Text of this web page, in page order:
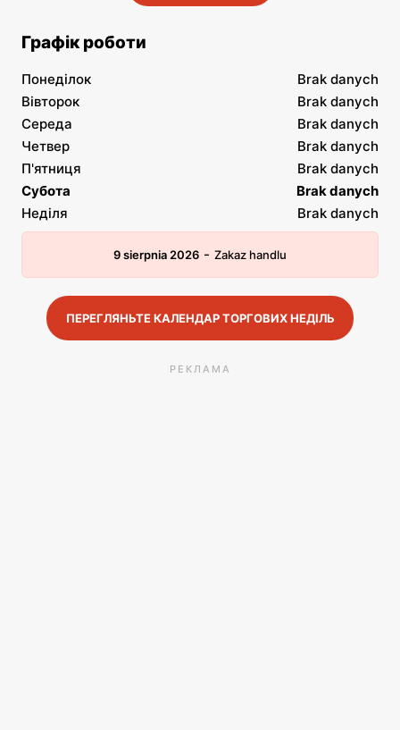
Графік роботи
Понеділок
Brak danych
Вівторок
Brak danych
Середа
Brak danych
Четвер
Brak danych
П'ятниця
Brak danych
Субота
Brak danych
Неділя
Brak danych
9 sierpnia 2026 - Zakaz handlu
ПЕРЕГЛЯНЬТЕ КАЛЕНДАР ТОРГОВИХ НЕДІЛЬ
РЕКЛАМА